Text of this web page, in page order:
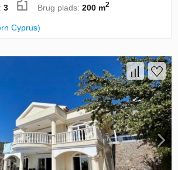
3 Brug plads:200 m2
Cyprus)